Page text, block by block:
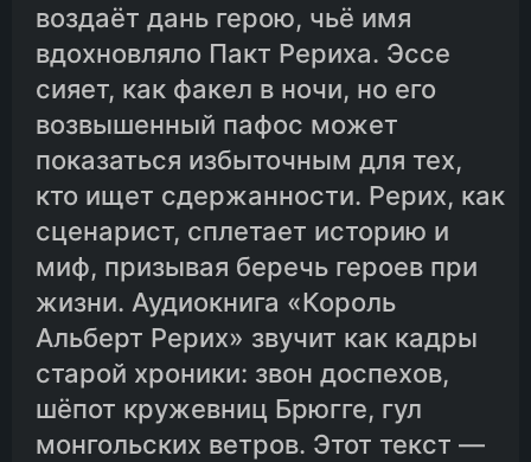
воздаёт дань герою, чьё имя
вдохновляло Пакт Рериха. Эссе
сияет, как факел в ночи, но его
возвышенный пафос может
показаться избыточным для тех,
кто ищет сдержанности. Рерих, как
сценарист, сплетает историю и
миф, призывая беречь героев при
жизни. Аудиокнига «Король
Альберт Рерих» звучит как кадры
старой хроники: звон доспехов,
шёпот кружевниц Брюгге, гул
монгольских ветров. Этот текст —